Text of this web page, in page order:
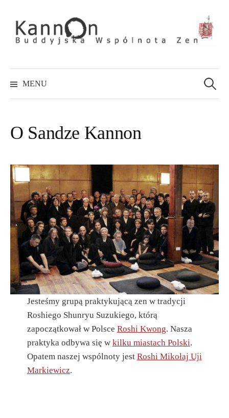
to
content
MENU
O Sandze Kannon
Jesteśmy grupą praktykującą zen w tradycji
Roshiego Shunryu Suzukiego, którą
zapoczątkował w Polsce Roshi Kwong. Nasza
praktyka odbywa się w kilku miastach Polski.
Opatem naszej wspólnoty jest Roshi Mikołaj Uji
Markiewicz.